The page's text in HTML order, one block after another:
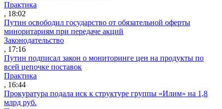
Практика
, 18:02
Путин освободил государство от обязательной оферты
миноритариям при передаче акций
Законодательство
, 17:16
Путин подписал закон о мониторинге цен на продукты по
всей цепочке поставок
Практика
, 16:44
Прокуратура подала иск к структуре группы «Илим» на 1,8
млрд руб.